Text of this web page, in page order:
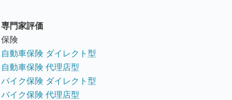
専門家評価
保険
自動車保険 ダイレクト型
自動車保険 代理店型
バイク保険 ダイレクト型
バイク保険 代理店型